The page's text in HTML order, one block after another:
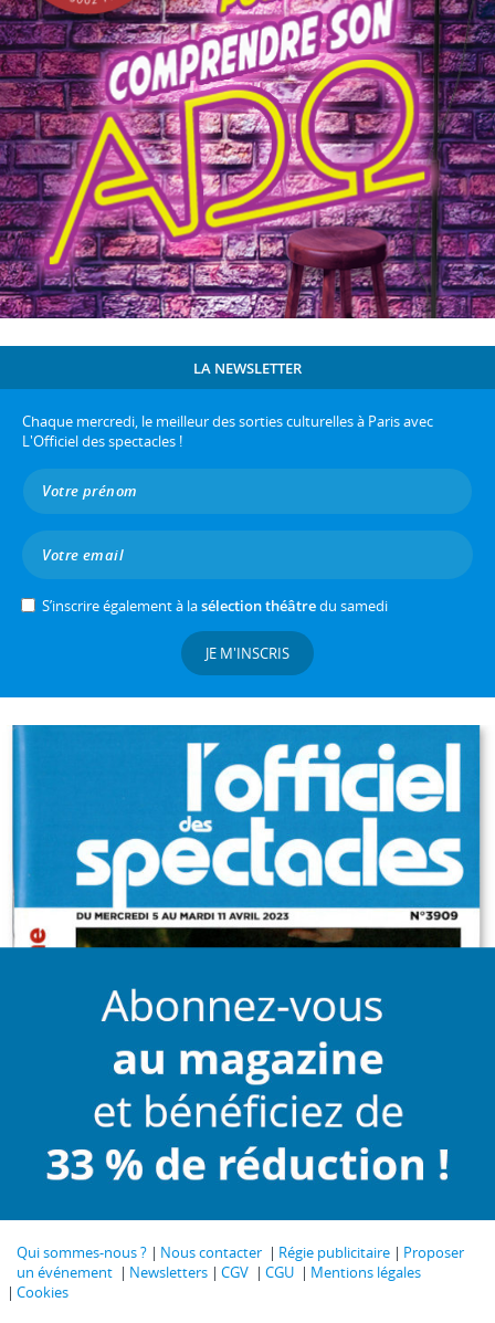
LA NEWSLETTER
Chaque mercredi, le meilleur des sorties culturelles à Paris avec
L'Officiel des spectacles !
S’inscrire également à lasélection théâtredu samedi
JE M'INSCRIS
Qui sommes-nous ? Nous contacter Régie publicitaire
Proposer
un événement
Newsletters CGV CGU
Mentions légales
Cookies